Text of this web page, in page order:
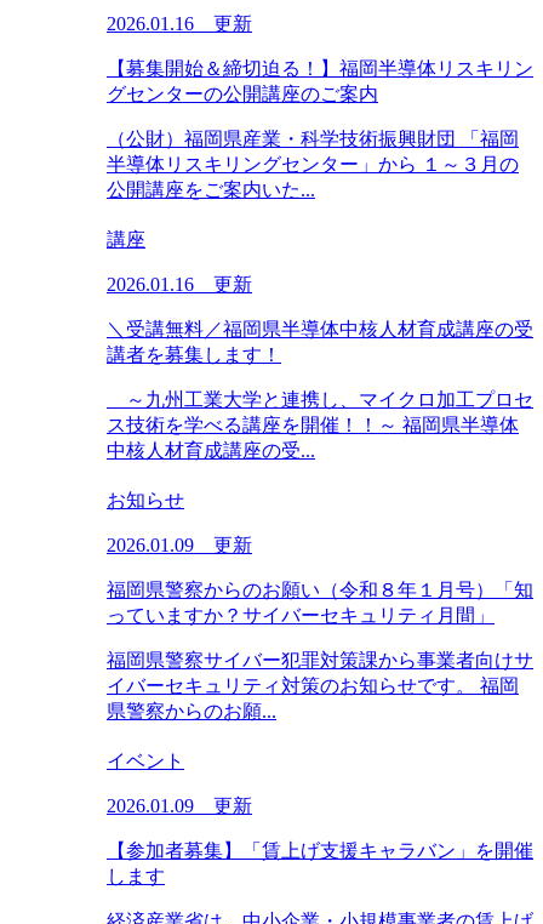
2026.01.16 更新
【募集開始＆締切迫る！】福岡半導体リスキリン
グセンターの公開講座のご案内
（公財）福岡県産業・科学技術振興財団 「福岡
半導体リスキリングセンター」から １～３月の
公開講座をご案内いた...
講座
2026.01.16 更新
＼受講無料／福岡県半導体中核人材育成講座の受
講者を募集します！
～九州工業大学と連携し、マイクロ加工プロセ
ス技術を学べる講座を開催！！～ 福岡県半導体
中核人材育成講座の受...
お知らせ
2026.01.09 更新
福岡県警察からのお願い（令和８年１月号）「知
っていますか？サイバーセキュリティ月間」
福岡県警察サイバー犯罪対策課から事業者向けサ
イバーセキュリティ対策のお知らせです。 福岡
県警察からのお願...
イベント
2026.01.09 更新
【参加者募集】「賃上げ支援キャラバン」を開催
します